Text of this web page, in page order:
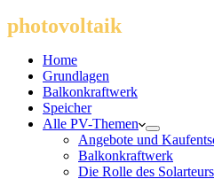
photovoltaik
Home
Grundlagen
Balkonkraftwerk
Speicher
Alle PV-Themen
Angebote und
Balkonkraftwerk
Die Rolle des Solarteurs